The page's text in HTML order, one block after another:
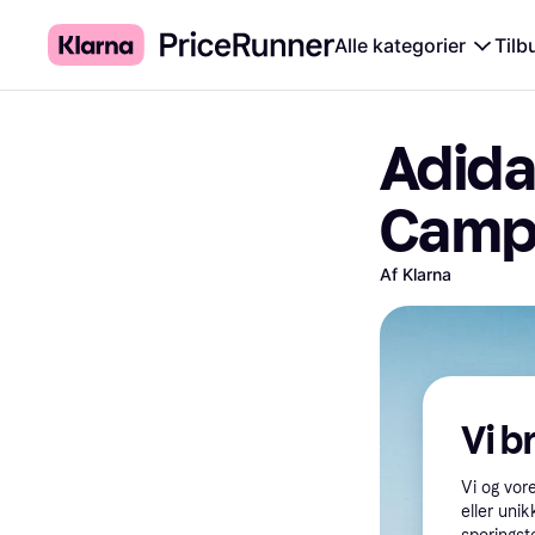
Alle kategorier
Af Klarna
Vi
Vi og
eller